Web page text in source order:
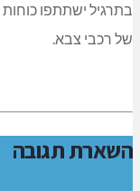
בתרגיל ישתתפו
של רכבי צבא.
השארת תגובה